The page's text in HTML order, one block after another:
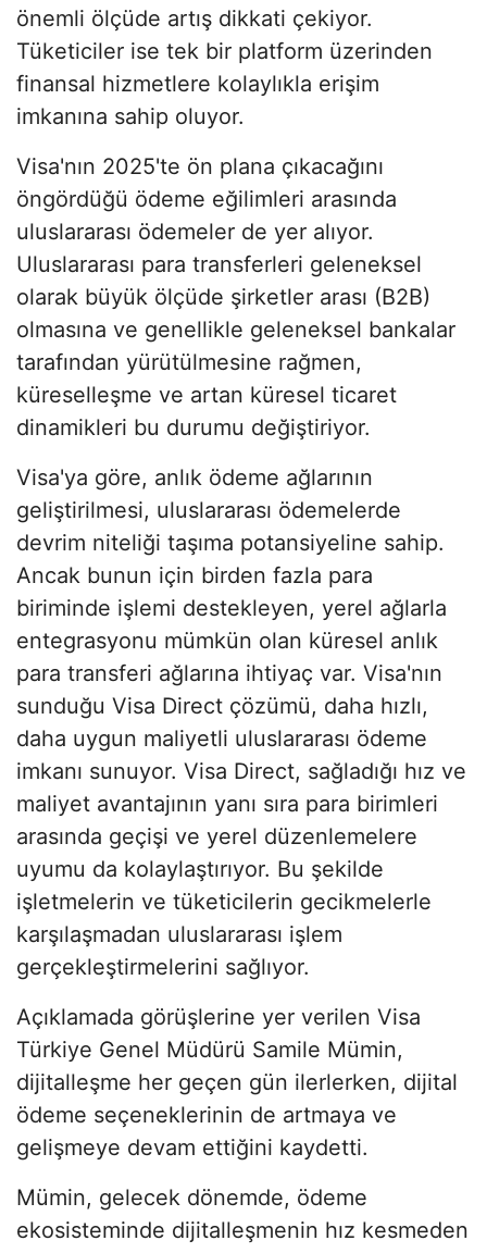
önemli ölçüde artış dikkati çekiyor.
Tüketiciler ise tek bir platform üzerinden
finansal hizmetlere kolaylıkla erişim
imkanına sahip oluyor.
Visa'nın 2025'te ön plana çıkacağını
öngördüğü ödeme eğilimleri arasında
uluslararası ödemeler de yer alıyor.
Uluslararası para transferleri geleneksel
olarak büyük ölçüde şirketler arası (B2B)
olmasına ve genellikle geleneksel bankalar
tarafından yürütülmesine rağmen,
küreselleşme ve artan küresel ticaret
dinamikleri bu durumu değiştiriyor.
Visa'ya göre, anlık ödeme ağlarının
geliştirilmesi, uluslararası ödemelerde
devrim niteliği taşıma potansiyeline sahip.
Ancak bunun için birden fazla para
biriminde işlemi destekleyen, yerel ağlarla
entegrasyonu mümkün olan küresel anlık
para transferi ağlarına ihtiyaç var. Visa'nın
sunduğu Visa Direct çözümü, daha hızlı,
daha uygun maliyetli uluslararası ödeme
imkanı sunuyor. Visa Direct, sağladığı hız ve
maliyet avantajının yanı sıra para birimleri
arasında geçişi ve yerel düzenlemelere
uyumu da kolaylaştırıyor. Bu şekilde
işletmelerin ve tüketicilerin gecikmelerle
karşılaşmadan uluslararası işlem
gerçekleştirmelerini sağlıyor.
Açıklamada görüşlerine yer verilen Visa
Türkiye Genel Müdürü Samile Mümin,
dijitalleşme her geçen gün ilerlerken, dijital
ödeme seçeneklerinin de artmaya ve
gelişmeye devam ettiğini kaydetti.
Mümin, gelecek dönemde, ödeme
ekosisteminde dijitalleşmenin hız kesmeden